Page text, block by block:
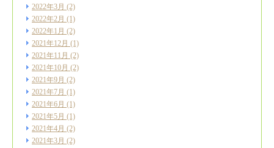
2022年3月 (2)
2022年2月 (1)
2022年1月 (2)
2021年12月 (1)
2021年11月 (2)
2021年10月 (2)
2021年9月 (2)
2021年7月 (1)
2021年6月 (1)
2021年5月 (1)
2021年4月 (2)
2021年3月 (2)